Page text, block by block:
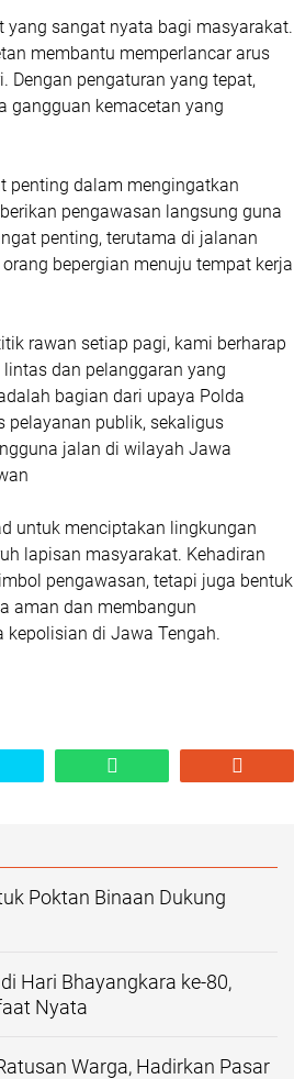
yang sangat nyata bagi masyarakat.
membantu memperlancar arus
Dengan pengaturan yang tepat,
gangguan kemacetan yang
penting dalam mengingatkan
pengawasan langsung guna
penting, terutama di jalanan
bepergian menuju tempat kerja
rawan setiap pagi, kami berharap
dan pelanggaran yang
bagian dari upaya Polda
pelayanan publik, sekaligus
jalan di wilayah Jawa
untuk menciptakan lingkungan
lapisan masyarakat. Kehadiran
pengawasan, tetapi juga bentuk
aman dan membangun
kepolisian di Jawa Tengah.
Poktan Binaan Dukung
Hari Bhayangkara ke-80,
Nyata
Warga, Hadirkan Pasar